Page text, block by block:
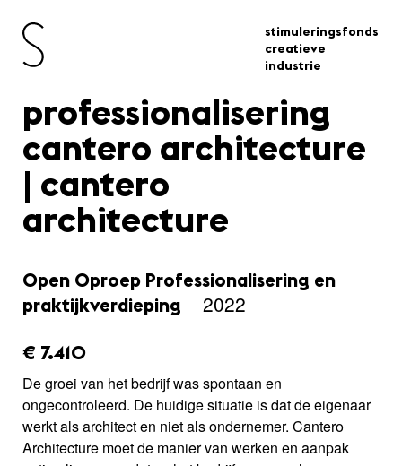
stimuleringsfonds
creatieve
industrie
professionalisering
cantero architecture
| cantero
architecture
Open Oproep Professionalisering en
praktijkverdieping
2022
amount_issued:
€ 7.410
De groei van het bedrijf was spontaan en
ongecontroleerd. De huidige situatie is dat de eigenaar
werkt als architect en niet als ondernemer. Cantero
Architecture moet de manier van werken en aanpak